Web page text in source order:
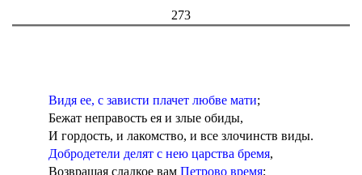
273
Видя ее, с зависти плачет любве мати;
Бежат неправость ея и злые обиды,
И гордость, и лакомство, и все злочинств виды.
Добродетели делят с нею царства бремя,
Возвращая сладкое вам Петрово время;